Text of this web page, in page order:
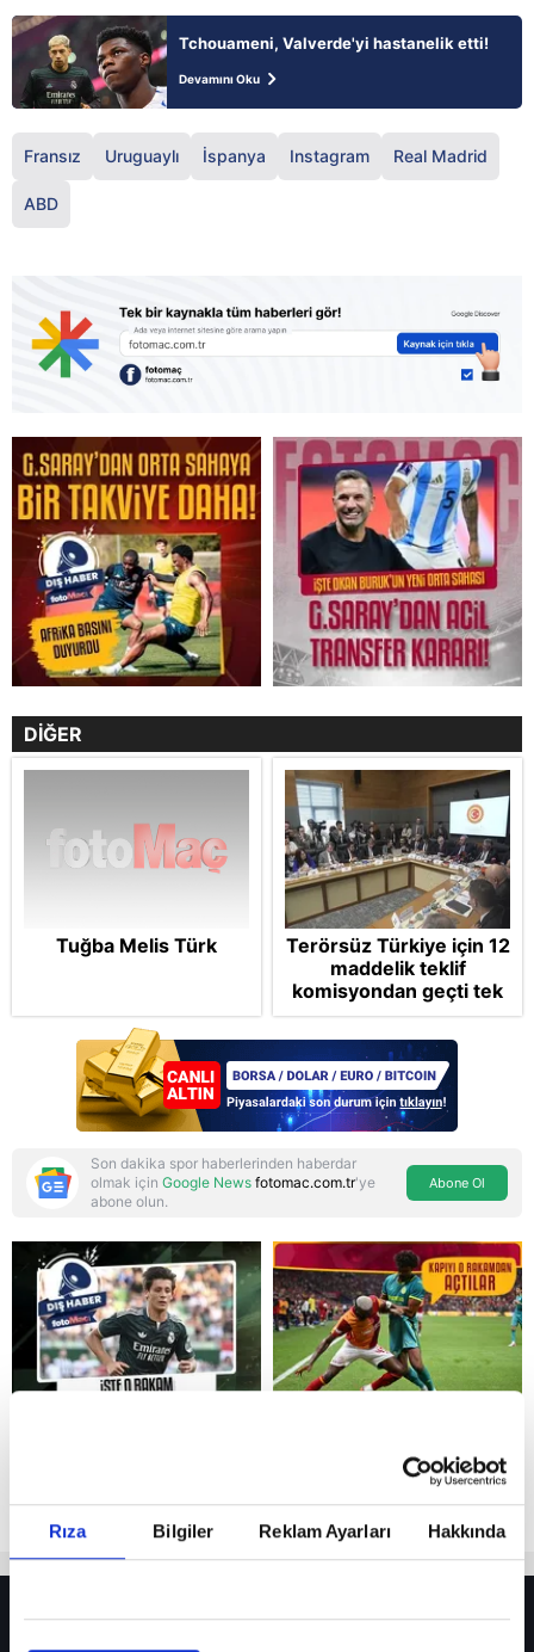
Rıza Bilgiler Reklam Ayarları Hakkında
Reddet
Tchouameni, Valverde'yi hastanelik etti!
Devamını Oku
Fransız Uruguaylı İspanya Instagram Real Madrid
ABD
DİĞER
Tuğba Melis Türk
Terörsüz Türkiye için 12
maddelik teklif
komisyondan geçti tek
madde değişti!
Soruşturma ve cezalar
hangi şartlarda
ertelenecek?
Son dakika spor haberlerinden haberdar
olmak için Google News fotomac.com.tr'ye
abone olun.
Abone Ol